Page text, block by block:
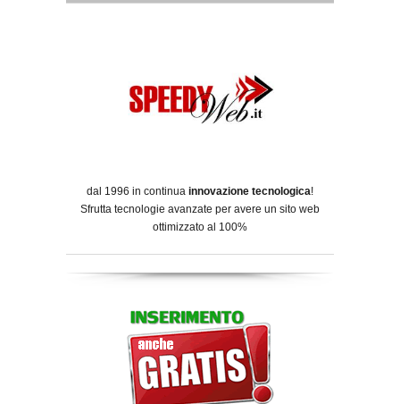
dal 1996 in continua innovazione tecnologica!
Sfrutta tecnologie avanzate per avere un sito web
ottimizzato al 100%